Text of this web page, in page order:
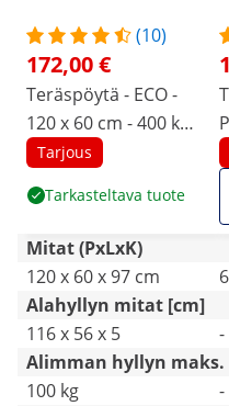
(10)
172,00 €
Teräspöytä - ECO -
120 x 60 cm - 400 kg -
roiskesuoja - Royal
Tarjous
Tarkasteltava tuote
Mitat (PxLxK)
120 x 60 x 97 cm
Alahyllyn mitat [cm]
116 x 56 x 5
-
Alimman hyllyn
100 kg
-